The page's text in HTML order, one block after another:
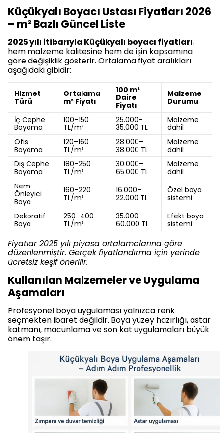
Küçükyalı Boyacı Ustası Fiyatları 2026
– m² Bazlı Güncel Liste
2025 yılı itibarıyla Küçükyalı boyacı fiyatları,
hem malzeme kalitesine hem de işin kapsamına
göre değişiklik gösterir. Ortalama fiyat aralıkları
aşağıdaki gibidir:
Hizmet
Türü
Ortalama
m² Fiyatı
100 m²
Daire
Fiyatı
Malzeme
Durumu
İç Cephe
Boyama
100–150
TL/m²
25.000–
35.000 TL
Malzeme
dahil
Ofis
Boyama
120–160
TL/m²
28.000–
38.000 TL
Malzeme
dahil
Dış Cephe
Boyama
180–250
TL/m²
30.000–
65.000 TL
Malzeme
dahil
Nem
Önleyici
Boya
160–220
TL/m²
16.000–
22.000 TL
Özel boya
sistemi
Dekoratif
Boya
250–400
TL/m²
35.000–
60.000 TL
Efekt boya
sistemi
Fiyatlar 2025 yılı piyasa ortalamalarına göre
düzenlenmiştir. Gerçek fiyatlandırma için yerinde
ücretsiz keşif önerilir.
Kullanılan Malzemeler ve Uygulama
Aşamaları
Profesyonel boya uygulaması yalnızca renk
seçmekten ibaret değildir. Boya yüzey hazırlığı, astar
katmanı, macunlama ve son kat uygulamaları büyük
önem taşır.